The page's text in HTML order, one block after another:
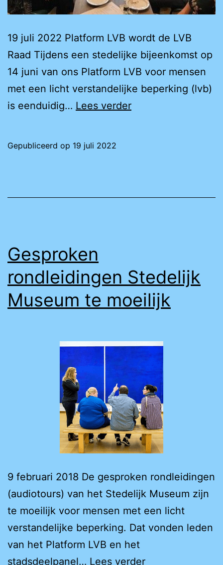
19 juli 2022 Platform LVB wordt de LVB
Raad Tijdens een stedelijke bijeenkomst op
14 juni van ons Platform LVB voor mensen
met een licht verstandelijke beperking (lvb)
is eenduidig… Lees verderPlatform
Gepubliceerd op 19 juli 2022
Gesproken
rondleidingen Stedelijk
Museum te moeilijk
9 februari 2018 De gesproken rondleidingen
(audiotours) van het Stedelijk Museum zijn
te moeilijk voor mensen met een licht
verstandelijke beperking. Dat vonden leden
van het Platform LVB en het
stadsdeelpanel… Lees verderGesproken